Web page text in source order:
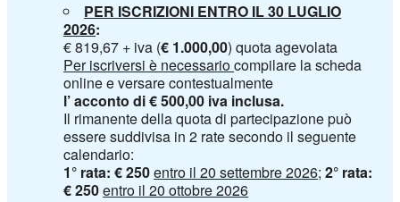
PER ISCRIZIONI ENTRO IL 30 LUGLIO
2026:
€ 819,67 + iva (€ 1.000,00) quota agevolata
Per iscriversi è necessariocompilare la scheda
online e versare contestualmente
l’ acconto di € 500,00 iva inclusa.
Il rimanente della quota di partecipazione può
essere suddivisa in 2 rate secondo il seguente
calendario:
1° rata: € 250entro il 20 settembre 2026;2° rata:
€ 250entro il 20 ottobre 2026